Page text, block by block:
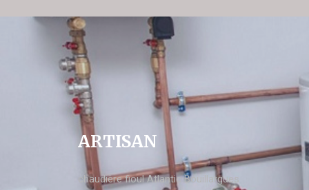
ARTISAN
chaudière fioul Atlantic Bouillargues